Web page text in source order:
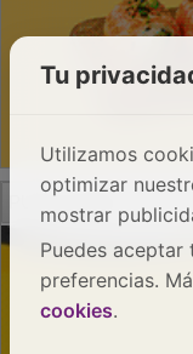
PUBLICIDAD
Tu
Utilizamos
optimizar
mostrar
Puedes
preferencias.
cookies.